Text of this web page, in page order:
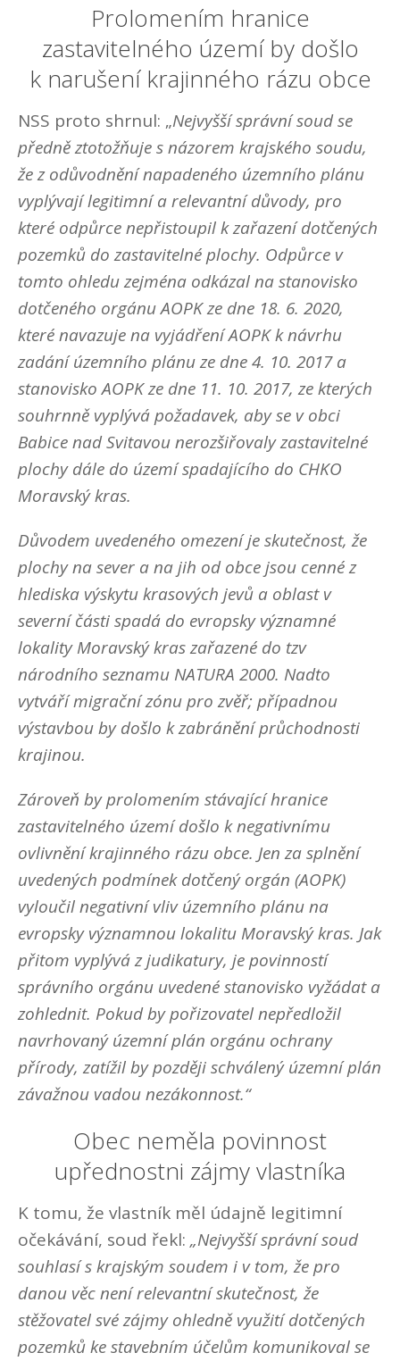
Prolomením hranice
zastavitelného území by došlo
k narušení krajinného rázu obce
NSS proto shrnul: „Nejvyšší správní soud se
předně ztotožňuje s názorem krajského soudu,
že z odůvodnění napadeného územního plánu
vyplývají legitimní a relevantní důvody, pro
které odpůrce nepřistoupil k zařazení dotčených
pozemků do zastavitelné plochy. Odpůrce v
tomto ohledu zejména odkázal na stanovisko
dotčeného orgánu AOPK ze dne 18. 6. 2020,
které navazuje na vyjádření AOPK k návrhu
zadání územního plánu ze dne 4. 10. 2017 a
stanovisko AOPK ze dne 11. 10. 2017, ze kterých
souhrnně vyplývá požadavek, aby se v obci
Babice nad Svitavou nerozšiřovaly zastavitelné
plochy dále do území spadajícího do CHKO
Moravský kras.
Důvodem uvedeného omezení je skutečnost, že
plochy na sever a na jih od obce jsou cenné z
hlediska výskytu krasových jevů a oblast v
severní části spadá do evropsky významné
lokality Moravský kras zařazené do tzv
národního seznamu NATURA 2000. Nadto
vytváří migrační zónu pro zvěř; případnou
výstavbou by došlo k zabránění průchodnosti
krajinou.
Zároveň by prolomením stávající hranice
zastavitelného území došlo k negativnímu
ovlivnění krajinného rázu obce. Jen za splnění
uvedených podmínek dotčený orgán (AOPK)
vyloučil negativní vliv územního plánu na
evropsky významnou lokalitu Moravský kras. Jak
přitom vyplývá z judikatury, je povinností
správního orgánu uvedené stanovisko vyžádat a
zohlednit. Pokud by pořizovatel nepředložil
navrhovaný územní plán orgánu ochrany
přírody, zatížil by později schválený územní plán
závažnou vadou nezákonnost.“
Obec neměla povinnost
upřednostni zájmy vlastníka
K tomu, že vlastník měl údajně legitimní
očekávání, soud řekl: „Nejvyšší správní soud
souhlasí s krajským soudem i v tom, že pro
danou věc není relevantní skutečnost, že
stěžovatel své zájmy ohledně využití dotčených
pozemků ke stavebním účelům komunikoval se